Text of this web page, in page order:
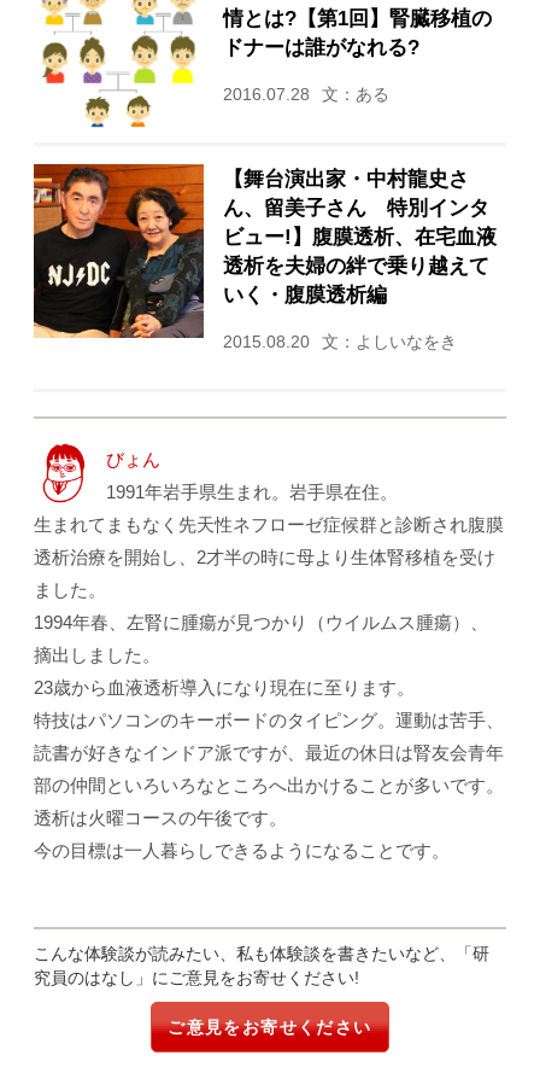
情とは?【第1回】腎臓移植の
ドナーは誰がなれる?
2016.07.28 文：ある
【舞台演出家・中村龍史さ
ん、留美子さん 特別インタ
ビュー!】腹膜透析、在宅血液
透析を夫婦の絆で乗り越えて
いく・腹膜透析編
2015.08.20 文：よしいなをき
びょん
1991年岩手県生まれ。岩手県在住。
生まれてまもなく先天性ネフローゼ症候群と診断され腹膜
透析治療を開始し、2才半の時に母より生体腎移植を受け
ました。
1994年春、左腎に腫瘍が見つかり（ウイルムス腫瘍）、
摘出しました。
23歳から血液透析導入になり現在に至ります。
特技はパソコンのキーボードのタイピング。運動は苦手、
読書が好きなインドア派ですが、最近の休日は腎友会青年
部の仲間といろいろなところへ出かけることが多いです。
透析は火曜コースの午後です。
今の目標は一人暮らしできるようになることです。
こんな体験談が読みたい、私も体験談を書きたいなど、「研
究員のはなし」にご意見をお寄せください!
ご意見をお寄せください